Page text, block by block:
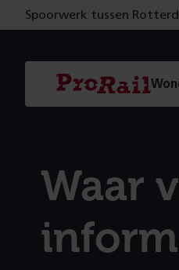
Spoorwerk tussen
Homepage
ProRail
Waar